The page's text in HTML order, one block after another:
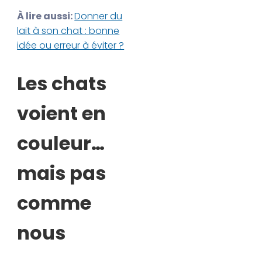
À lire aussi:Donner du
lait à son chat : bonne
idée ou erreur à éviter ?
Les chats
voient en
couleur…
mais pas
comme
nous